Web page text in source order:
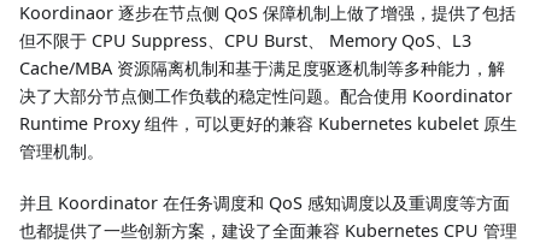
Koordinaor 逐步在节点侧 QoS 保障机制上做了增强，提供了包括
但不限于 CPU Suppress、CPU Burst、 Memory QoS、L3
Cache/MBA 资源隔离机制和基于满足度驱逐机制等多种能力，解
决了大部分节点侧工作负载的稳定性问题。配合使用 Koordinator
Runtime Proxy 组件，可以更好的兼容 Kubernetes kubelet 原生
管理机制。
并且 Koordinator 在任务调度和 QoS 感知调度以及重调度等方面
也都提供了一些创新方案，建设了全面兼容 Kubernetes CPU 管理